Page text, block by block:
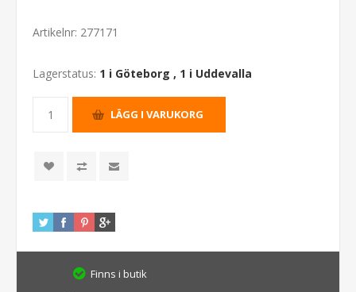
Artikelnr: 277171
Lagerstatus: 1 i Göteborg , 1 i Uddevalla
Finns i butik